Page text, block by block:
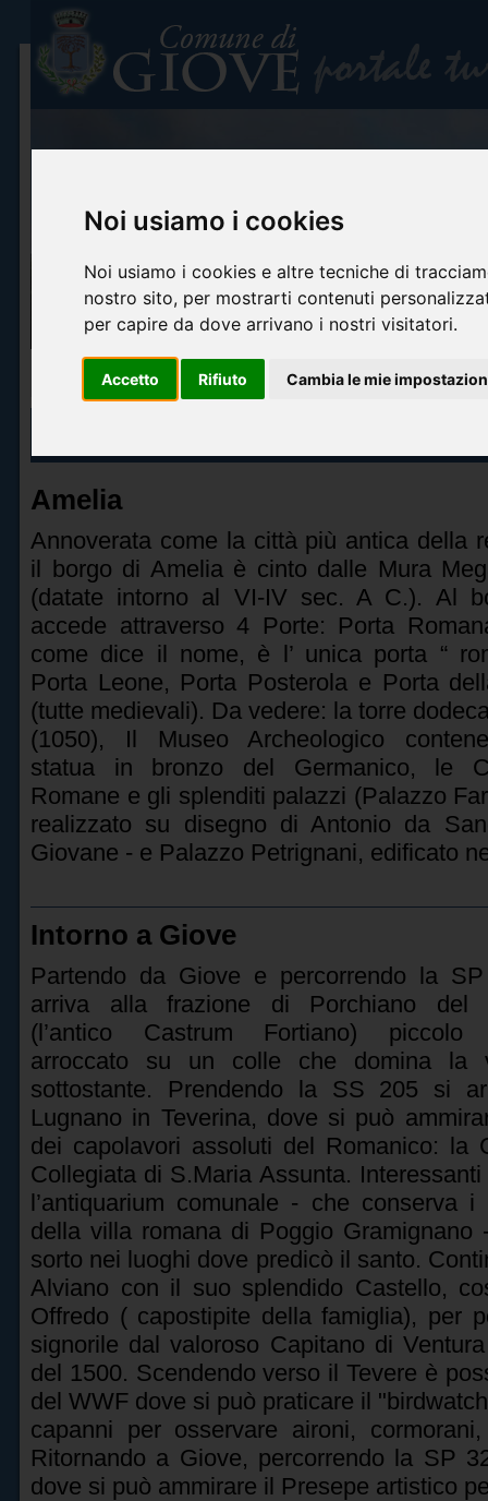
Noi usiamo i cookies
Noi usiamo i cookies e altre tecniche di
nostro sito, per mostrarti contenuti
per capire da dove arrivano i nostri visitatori.
Accetto Rifiuto Cambia le mie
Info turistiche Arte e cultura Itinerari turistici Accoglienza ed
Amelia
Annoverata come la città più antica della
il borgo di Amelia è cinto dalle Mura
(datate intorno al VI-IV sec. A C.). Al
accede attraverso 4 Porte: Porta
come dice il nome, è l’ unica porta “
Porta Leone, Porta Posterola e Porta
(tutte medievali). Da vedere: la torre
(1050), Il Museo Archeologico
statua in bronzo del Germanico, le
Romane e gli splenditi palazzi (Palazzo
realizzato su disegno di Antonio da
Giovane - e Palazzo Petrignani, edificato
Intorno a Giove
Partendo da Giove e percorrendo la
arriva alla frazione di Porchiano del
(l’antico Castrum Fortiano) piccolo
arroccato su un colle che domina la
sottostante. Prendendo la SS 205 si
Lugnano in Teverina, dove si può
dei capolavori assoluti del Romanico: la
Collegiata di S.Maria Assunta. Interessanti
l’antiquarium comunale - che conserva i
della villa romana di Poggio
sorto nei luoghi dove predicò il santo.
Alviano con il suo splendido Castello,
Offredo ( capostipite della famiglia), per
signorile dal valoroso Capitano di
del 1500. Scendendo verso il Tevere è
del WWF dove si può praticare il
capanni per osservare aironi,
Ritornando a Giove, percorrendo la SP
dove si può ammirare il Presepe artistico